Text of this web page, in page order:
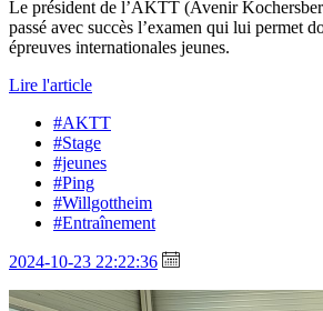
Le président de l’AKTT (Avenir
passé avec succès l’examen qui lui permet
épreuves internationales jeunes.
Lire l'article
#AKTT
#Stage
#jeunes
#Ping
#Willgottheim
#Entraînement
2024-10-23 22:22:36